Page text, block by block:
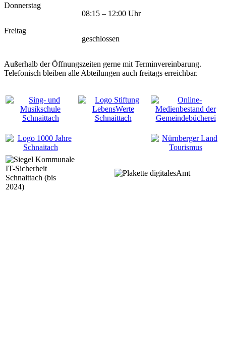
Donnerstag
08:15 – 12:00 Uhr
Freitag
geschlossen
Außerhalb der Öffnungszeiten gerne mit Terminvereinbarung.
Telefonisch bleiben alle Abteilungen auch freitags erreichbar.